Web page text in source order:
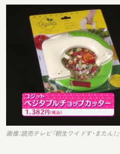
画像：読売テレビ『朝生ワイドす・またん！』